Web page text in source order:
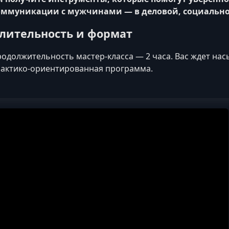
с мужчинами — в деловой,
и формат
мастер-класса — 2 часа. Вас ждет
программа.